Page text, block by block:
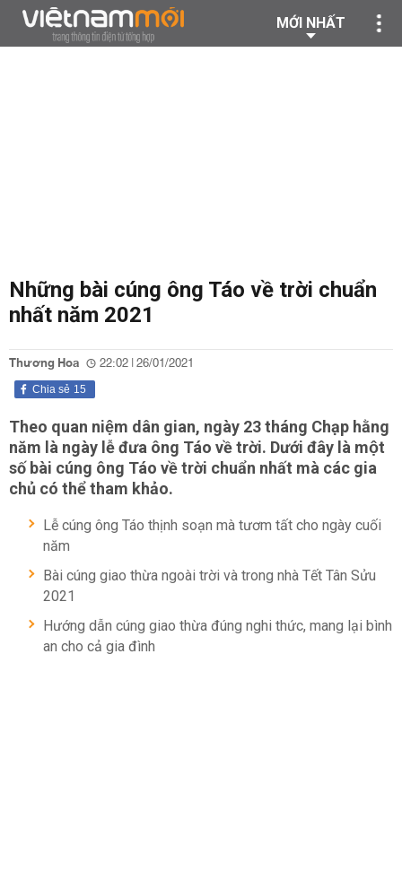
MỚI NHẤT
Những bài cúng ông Táo về trời chuẩn
nhất năm 2021
Thương Hoa 22:02 | 26/01/2021
15
Chia sẻ
Theo quan niệm dân gian, ngày 23 tháng Chạp hằng
năm là ngày lễ đưa ông Táo về trời. Dưới đây là một
số bài cúng ông Táo về trời chuẩn nhất mà các gia
chủ có thể tham khảo.
Lễ cúng ông Táo thịnh soạn mà tươm tất cho ngày cuối
năm
Bài cúng giao thừa ngoài trời và trong nhà Tết Tân Sửu
2021
Hướng dẫn cúng giao thừa đúng nghi thức, mang lại bình
an cho cả gia đình